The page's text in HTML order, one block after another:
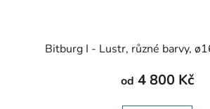
Bitburg I - Lustr, různé barvy,
od 4 800 Kč